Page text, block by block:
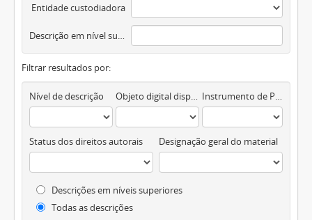
Entidade custodiadora
Descrição em nível superior
Filtrar resultados por:
Nível de descrição Objeto digital disponível Instrumento de Pesquisa
Status dos direitos autorais Designação geral do material
Descrições em níveis superiores
Todas as descrições